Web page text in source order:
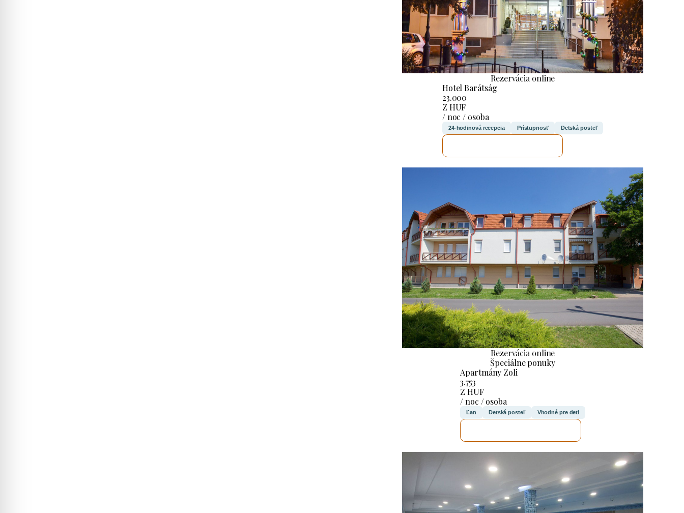
Rezervácia online
Hotel Barátság
23.000
Z HUF
/ noc / osoba
24-hodinová recepcia Prístupnosť Detská posteľ
Rezervácia online
Špeciálne ponuky
Apartmány Zoli
3.753
Z HUF
/ noc / osoba
Ľan Detská posteľ Vhodné pre deti